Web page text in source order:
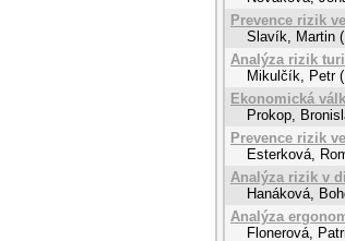
Prevence rizik
Slavík, Martin (
Analýza rizik
Mikulčík, Petr (
Ekonomická
Prokop,
Prevence rizik
Esterková,
Analýza rizik v
Hanáková,
Analýza
Flonerová,